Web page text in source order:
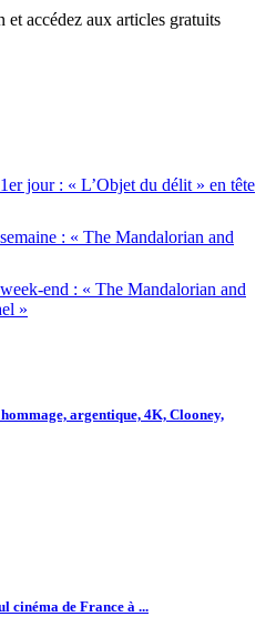
accédez aux articles gratuits
jour : « L’Objet du délit » en tête
: « The Mandalorian and
end : « The Mandalorian and
»
argentique, 4K, Clooney,
cinéma de France à ...